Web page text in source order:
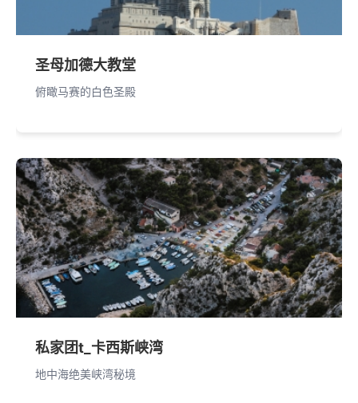
圣母加德大教堂
俯瞰马赛的白色圣殿
私家团t_卡西斯峡湾
地中海绝美峡湾秘境